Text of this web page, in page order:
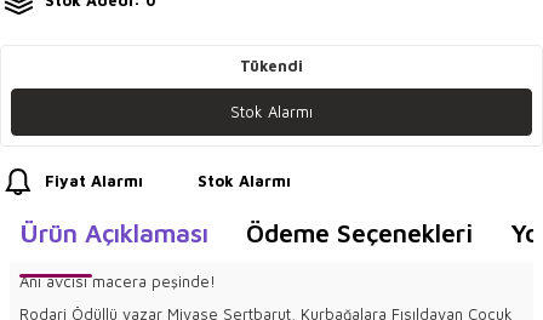
Tükendi
Stok Alarmı
Fiyat Alarmı Stok Alarmı
Ürün Açıklaması Ödeme Seçenekleri
Anı avcısı macera peşinde!
Rodari Ödüllü yazar Miyase Sertbarut, Kurbağalara Fısıldayan Çocuk